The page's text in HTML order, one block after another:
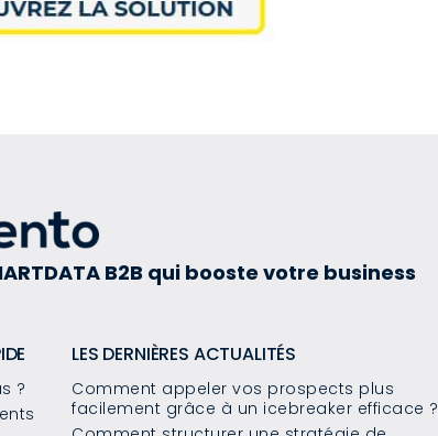
B2B qui booste votre business
?
LES DERNIÈRES ACTUALITÉS
Comment appeler vos prospects plus
facilement grâce à un icebreaker efficace ?